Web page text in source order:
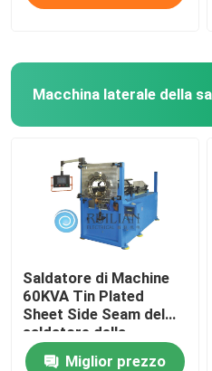
Saldatore di Machine
60KVA Tin Plated
Sheet Side Seam del
saldatore della
cucitura
Miglior prezzo